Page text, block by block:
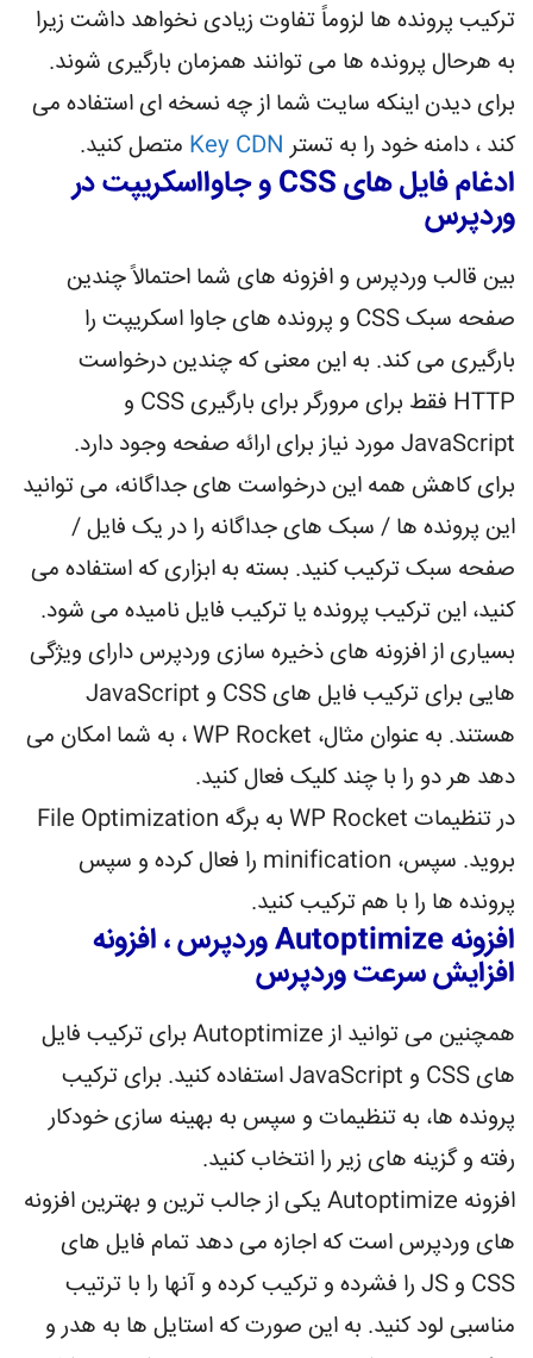
ترکیب پرونده ها لزوماً تفاوت زیادی نخواهد داشت زیرا
به هرحال پرونده ها می توانند همزمان بارگیری شوند.
برای دیدن اینکه سایت شما از چه نسخه ای استفاده می
کند ، دامنه خود را به تستر Key CDN متصل کنید.
ادغام فایل های CSS و جاوااسکریپت در
وردپرس
بین قالب وردپرس و افزونه های شما احتمالاً چندین
صفحه سبک CSS و پرونده های جاوا اسکریپت را
بارگیری می کند. به این معنی که چندین درخواست
HTTP فقط برای مرورگر برای بارگیری CSS و
JavaScript مورد نیاز برای ارائه صفحه وجود دارد.
برای کاهش همه این درخواست های جداگانه، می توانید
این پرونده ها / سبک های جداگانه را در یک فایل /
صفحه سبک ترکیب کنید. بسته به ابزاری که استفاده می
کنید، این ترکیب پرونده یا ترکیب فایل نامیده می شود.
بسیاری از افزونه های ذخیره سازی وردپرس دارای ویژگی
هایی برای ترکیب فایل های CSS و JavaScript
هستند. به عنوان مثال، WP Rocket ، به شما امکان می
دهد هر دو را با چند کلیک فعال کنید.
در تنظیمات WP Rocket به برگه File Optimization
بروید. سپس، minification را فعال کرده و سپس
پرونده ها را با هم ترکیب کنید.
افزونه Autoptimize وردپرس ، افزونه
افزایش سرعت وردپرس
همچنین می توانید از Autoptimize برای ترکیب فایل
های CSS و JavaScript استفاده کنید. برای ترکیب
پرونده ها، به تنظیمات و سپس به بهینه سازی خودکار
رفته و گزینه های زیر را انتخاب کنید.
افزونه Autoptimize یکی از جالب ترین و بهترین افزونه
های وردپرس است که اجازه می دهد تمام فایل های
CSS و JS را فشرده و ترکیب کرده و آنها را با ترتیب
مناسبی لود کنید. به این صورت که استایل ها به هدر و